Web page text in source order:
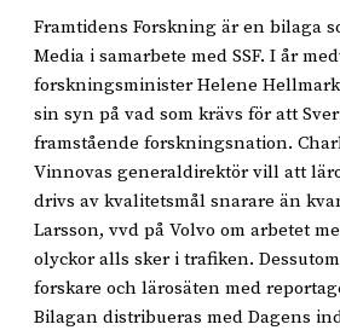
Framtidens Forskning är en bilaga
Media i samarbete med SSF. I år
forskningsminister Helene
sin syn på vad som krävs för att
framstående forskningsnation.
Vinnovas generaldirektör vill att
drivs av kvalitetsmål snarare än
Larsson, vvd på Volvo om arbetet
olyckor alls sker i trafiken.
forskare och lärosäten med
Bilagan distribueras med Dagens